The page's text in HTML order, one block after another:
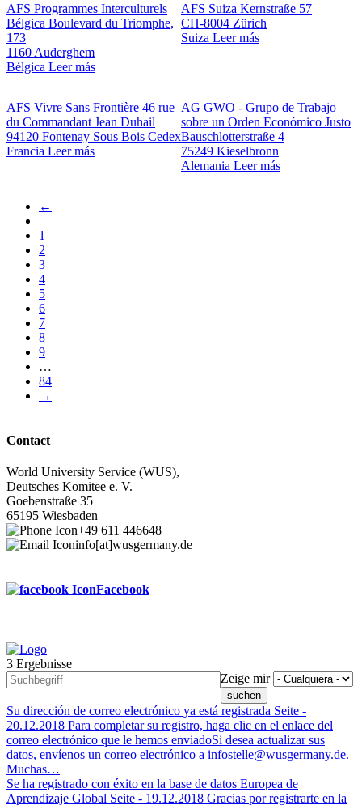
AFS Programmes Interculturels
Bélgica Boulevard du Triomphe,
173
1160 Auderghem
Bélgica Leer más
AFS Suiza Kernstraße 57
CH-8004 Zürich
Suiza Leer más
AFS Vivre Sans Frontière 46 rue
du Commandant Jean Duhail
94120 Fontenay Sous Bois Cedex
Francia Leer más
AG GWO - Grupo de Trabajo
sobre un Orden Económico Justo
Bauschlotterstraße 4
75249 Kieselbronn
Alemania Leer más
Pagination
Previous
←
page
Page
1
Page
2
Page
3
Current
page
4
Page
5
Page
6
Page
7
Page
8
Page
9
…
Last
page
84
Next
→
Contact
World University Service (WUS),
Deutsches Komitee e. V.
Goebenstraße 35
65195 Wiesbaden
+49 611 446648
info[at]wusgermany.de
Facebook
Footer
menu
3 Ergebnisse
Zeige mir
Su dirección de correo electrónico ya está registrada Seite -
20.12.2018 Para completar su registro, haga clic en el enlace del
correo electrónico que le hemos enviadoSi desea actualizar sus
datos, envíenos un correo electrónico a infostelle@wusgermany.de.
Muchas…
Se ha registrado con éxito en la base de datos Europea de
Aprendizaje Global Seite - 19.12.2018 Gracias por registrarte en la